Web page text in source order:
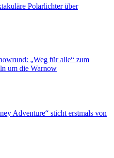
Polarlichter über
„Weg für alle“ zum
um die Warnow
Adventure“ sticht erstmals von